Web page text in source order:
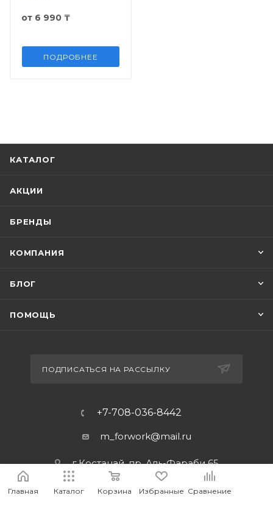
от 6 990 ₸
ПОДРОБНЕЕ
КАТАЛОГ
АКЦИИ
БРЕНДЫ
КОМПАНИЯ
БЛОГ
ПОМОЩЬ
ПОДПИСАТЬСЯ НА РАССЫЛКУ
+7-708-036-8442
m_forwork@mail.ru
г.Костанай, пр. Аль-Фараби 65
Главная Каталог Корзина Избранные Сравнение